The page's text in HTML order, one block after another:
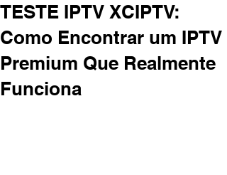
TESTE IPTV XCIPTV:
Como Encontrar um IPTV
Premium Que Realmente
Funciona